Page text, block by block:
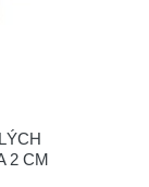
2 CM